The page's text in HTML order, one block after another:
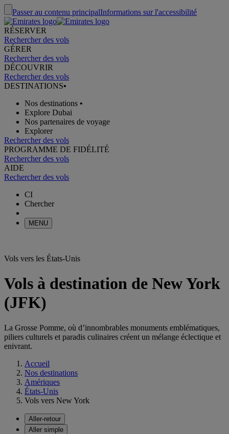
Passer au contenu principalInformations sur l'accessibilité
RÉSERVER
Rechercher des vols
GÉRER
Rechercher des vols
DÉCOUVRIR
Rechercher des vols
DESTINATIONS•
Nos destinations •
Explore Dubai
Nos partenaires de voyage
Explorer
Rechercher des vols
PROGRAMME DE FIDÉLITÉ
Rechercher des vols
AIDE
Rechercher des vols
CI
Chercher
MENU
Vols vers les États-Unis
Vols à destination de New York
(JFK)
La Grosse Pomme, où d’innombrables monuments emblématiques,
piliers culturels et paradis culinaires créent un mélange éclectique et
enivrant.
Accueil
Nos destinations
Amériques
États-Unis
Vols vers New York
Aller-retour
Aller simple